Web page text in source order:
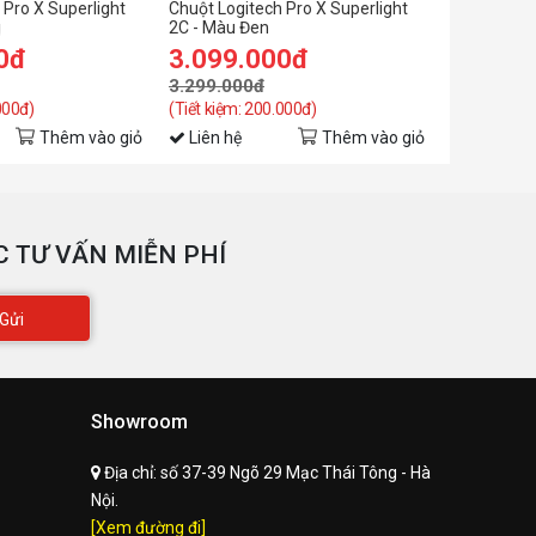
X Superlight
Thêm vào giỏ
Chuột Logitech Pro X Superlight
2C - Màu Đen
3.099.000đ
3.299.000đ
(Tiết kiệm: 200.000đ)
Liên hệ Thêm vào giỏ
TƯ VẤN MIỄN PHÍ
Gửi
Showroom
Địa chỉ: số 37-39 Ngõ 29 Mạc Thái Tông - Hà
Nội.
[Xem đường đi]